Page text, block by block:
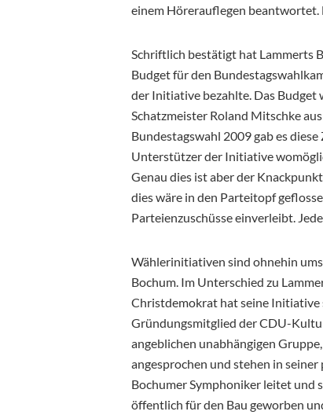
einem Hörerauflegen beantwortet.
Schriftlich bestätigt hat Lammerts
Budget für den
der Initiative bezahlte. Das Budget
Schatzmeister Roland Mitschke
Bundestagswahl 2009 gab es
Unterstützer der Initiative
Genau dies ist aber der
dies wäre in den Parteitopf
Parteienzuschüsse einverleibt.
Wählerinitiativen sind ohnehin
Bochum. Im Unterschied zu
Christdemokrat hat seine Initiative
Gründungsmitglied der CDU-
angeblichen unabhängigen
angesprochen und stehen in seiner
Bochumer Symphoniker leitet und
öffentlich für den Bau geworben